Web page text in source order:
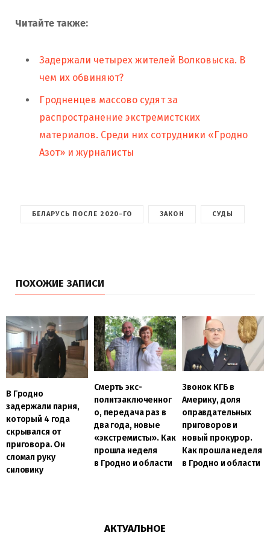
Читайте также:
Задержали четырех жителей Волковыска. В
чем их обвиняют?
Гродненцев массово судят за
распространение экстремистских
материалов. Среди них сотрудники «Гродно
Азот» и журналисты
БЕЛАРУСЬ ПОСЛЕ 2020-ГО ЗАКОН СУДЫ
ПОХОЖИЕ ЗАПИСИ
В Гродно
задержали парня,
который 4 года
скрывался от
приговора. Он
сломал руку
силовику
Смерть экс-
политзаключенног
о, передача раз в
два года, новые
«экстремисты». Как
прошла неделя
в Гродно и области
Звонок КГБ в
Америку, доля
оправдательных
приговоров и
новый прокурор.
Как прошла неделя
в Гродно и области
АКТУАЛЬНОЕ